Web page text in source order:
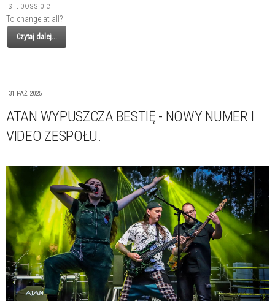
Is it possible
To change at all?
Czytaj dalej...
31 PAŹ 2025
ATAN WYPUSZCZA BESTIĘ - NOWY NUMER I
VIDEO ZESPOŁU.